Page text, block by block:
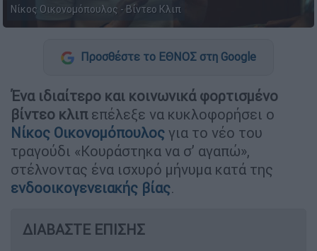
Νίκος Οικονομόπουλος - Βίντεο Κλιπ
Προσθέστε το ΕΘΝΟΣ στη Google
Ένα ιδιαίτερο και κοινωνικά φορτισμένο
βίντεο κλιπεπέλεξε να κυκλοφορήσει ο
Νίκος Οικονομόπουλος για το νέο του
τραγούδι «Κουράστηκα να σ’ αγαπώ»,
στέλνοντας ένα ισχυρό μήνυμα κατά της
ενδοοικογενειακής βίας.
ΔΙΑΒΑΣΤΕ ΕΠΙΣΗΣ